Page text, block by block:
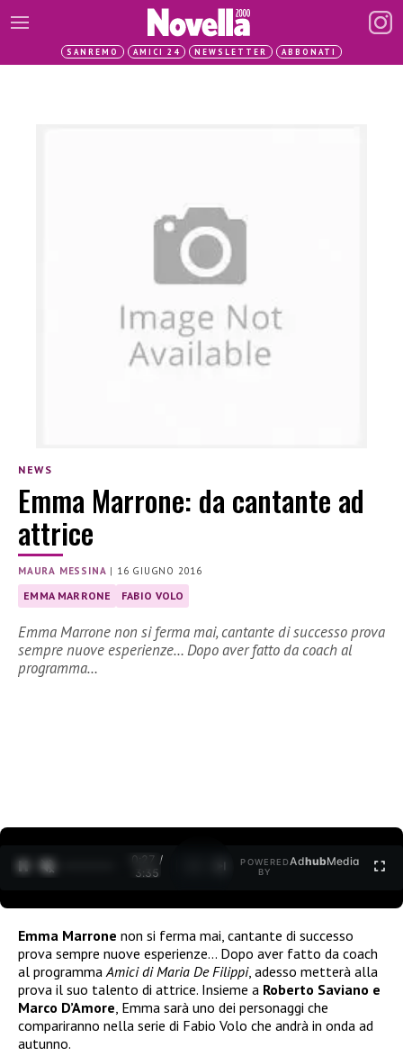
SANREMO AMICI 24 NEWSLETTER ABBONATI
NEWS
Emma Marrone: da cantante ad
attrice
MAURA MESSINA | 16 GIUGNO 2016
EMMA MARRONE FABIO VOLO
Emma Marrone non si ferma mai, cantante di successo prova
sempre nuove esperienze… Dopo aver fatto da coach al
programma…
0:27 /
3:35
POWERED
BY
AdhubMedia
Emma Marrone non si ferma mai, cantante di successo
prova sempre nuove esperienze… Dopo aver fatto da coach
al programma Amici di Maria De Filippi, adesso metterà alla
prova il suo talento di attrice. Insieme a Roberto Saviano e
Marco D’Amore , Emma sarà uno dei personaggi che
compariranno nella serie di Fabio Volo che andrà in onda ad
autunno.